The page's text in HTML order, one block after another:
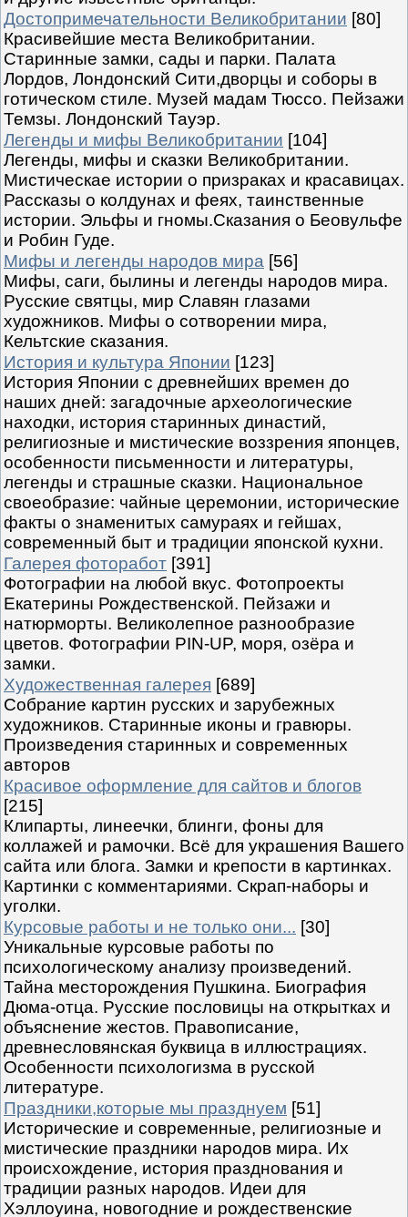
Достопримечательности Великобритании [80]
Красивейшие места Великобритании.
Старинные замки, сады и парки. Палата
Лордов, Лондонский Сити,дворцы и соборы в
готическом стиле. Музей мадам Тюссо. Пейзажи
Темзы. Лондонский Тауэр.
Легенды и мифы Великобритании [104]
Легенды, мифы и сказки Великобритании.
Мистическае истории о призраках и красавицах.
Рассказы о колдунах и феях, таинственные
истории. Эльфы и гномы.Сказания о Беовульфе
и Робин Гуде.
Мифы и легенды народов мира [56]
Мифы, саги, былины и легенды народов мира.
Русские святцы, мир Славян глазами
художников. Мифы о сотворении мира,
Кельтские сказания.
История и культура Японии [123]
История Японии с древнейших времен до
наших дней: загадочные археологические
находки, история старинных династий,
религиозные и мистические воззрения японцев,
особенности письменности и литературы,
легенды и страшные сказки. Национальное
своеобразие: чайные церемонии, исторические
факты о знаменитых самураях и гейшах,
современный быт и традиции японской кухни.
Галерея фоторабот [391]
Фотографии на любой вкус. Фотопроекты
Екатерины Рождественской. Пейзажи и
натюрморты. Великолепное разнообразие
цветов. Фотографии PIN-UP, моря, озёра и
замки.
Художественная галерея [689]
Собрание картин русских и зарубежных
художников. Старинные иконы и гравюры.
Произведения старинных и современных
авторов
Красивое оформление для сайтов и блогов
[215]
Клипарты, линеечки, блинги, фоны для
коллажей и рамочки. Всё для украшения Вашего
сайта или блога. Замки и крепости в картинках.
Картинки с комментариями. Скрап-наборы и
уголки.
Курсовые работы и не только они... [30]
Уникальные курсовые работы по
психологическому анализу произведений.
Тайна месторождения Пушкина. Биография
Дюма-отца. Русские пословицы на открытках и
объяснение жестов. Правописание,
древнесловянская буквица в иллюстрациях.
Особенности психологизма в русской
литературе.
Праздники,которые мы празднуем [51]
Исторические и современные, религиозные и
мистические праздники народов мира. Их
происхождение, история празднования и
традиции разных народов. Идеи для
Хэллоуина, новогодние и рождественские